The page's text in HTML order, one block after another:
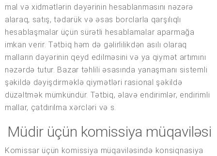
mal və xidmətlərin dəyərinin hesablanmasını nəzərə
alaraq, satış, tədarük və əsas borclarla qarşılıqlı
hesablaşmalar üçün sürətli hesablamalar aparmağa
imkan verir. Tətbiq həm də gəlirlilikdən asılı olaraq
malların dəyərinin qeyd edilməsini və ya qiymət artımını
nəzərdə tutur. Bazar təhlili əsasında yanaşmanı sistemli
şəkildə dəyişdirməklə qiymətləri rasional şəkildə
düzəltmək mümkündür. Tətbiq, əlavə endirimlər, endirimli
mallar, çatdırılma xərcləri və s.
Müdir üçün komissiya müqaviləsi
Komissar üçün komissiya müqaviləsində konsiqnasiya